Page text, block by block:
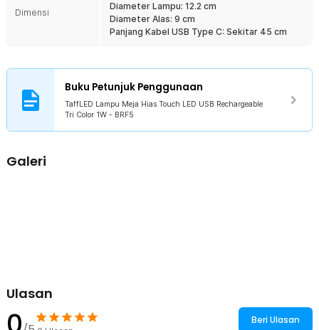
cocok untuk melengkapi dekorasi ruangan. Modelnya yang polos
dengan bagian atas pipih memberikan kesan sleek untuk ruangan
Menawarkan 3 pilihan warna lampu, sesuaikan warna dengan
suasana yang Anda inginkan. Pilih warm white untuk kesan hangat,
natural white untuk sehari-hari, dan cool white untuk temani waktu
kerja atau belajar.
menyalakan lampu meja hanya dengan sekali sentuh. Anda juga
Intensitas dan warna cahaya yang dapat diatur membuat lampu
meja ini cocok digunakan sebagai penerangan tambahan di mana
saja. Letakkan sebagai dekorasi untuk melengkapi kamar tidur,
Dimensi
Diameter Lampu: 12.2 cm
Diameter Alas: 9 cm
Panjang Kabel USB Type C: Sekitar 45 cm
Buku Petunjuk Penggunaan
TaffLED Lampu Meja Hias Touch LED USB Rechargeable
Tri Color 1W - BRF5
Galeri
Ulasan
Beri Ulasan